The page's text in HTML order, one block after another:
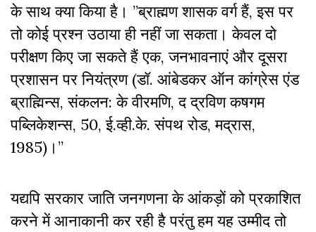
के साथ क्या किया है। ”ब्राह्मण शासक वर्ग हैं, इस पर
तो कोई प्रश्न उठाया ही नहीं जा सकता। केवल दो
परीक्षण किए जा सकते हैं एक, जनभावनाएं और दूसरा
प्रशासन पर नियंत्रण (डॉ. आंबेडकर ऑन कांग्रेस एंड
ब्राह्मिन्स, संकलन: के वीरमणि, द द्रविण कषगम
पब्लिकेशन्स, 50, ई.व्ही.के. संपथ रोड, मद्रास,
1985)।”
यद्यपि सरकार जाति जनगणना के आंकड़ों को प्रकाशित
करने में आनाकानी कर रही है परंतु हम यह उम्मीद तो